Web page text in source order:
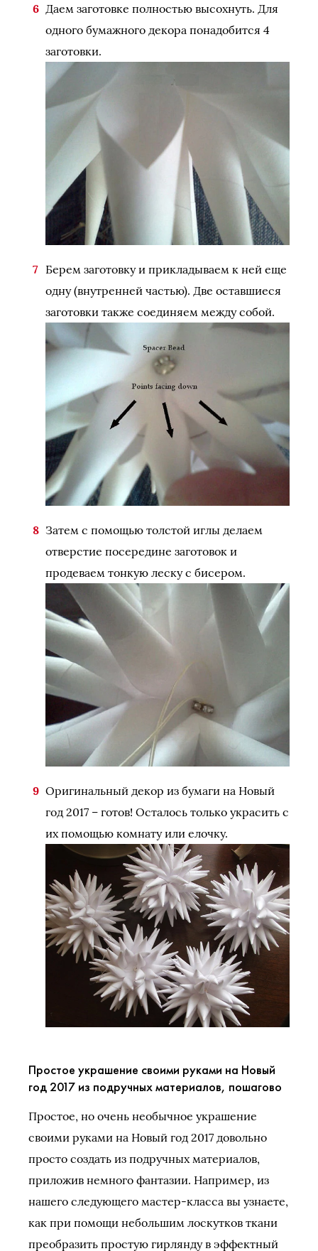
Даем заготовке полностью высохнуть. Для
одного бумажного декора понадобится 4
заготовки.
Берем заготовку и прикладываем к ней еще
одну (внутренней частью). Две оставшиеся
заготовки также соединяем между собой.
Затем с помощью толстой иглы делаем
отверстие посередине заготовок и
продеваем тонкую леску с бисером.
Оригинальный декор из бумаги на Новый
год 2017 – готов! Осталось только украсить с
их помощью комнату или елочку.
Простое украшение своими руками на Новый
год 2017 из подручных материалов, пошагово
Простое, но очень необычное украшение
своими руками на Новый год 2017 довольно
просто создать из подручных материалов,
приложив немного фантазии. Например, из
нашего следующего мастер-класса вы узнаете,
как при помощи небольшим лоскутков ткани
преобразить простую гирлянду в эффектный